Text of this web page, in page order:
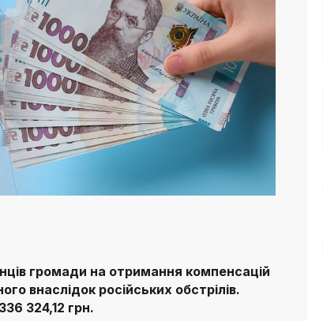
громади на отримання компенсацій
внаслідок російських обстрілів.
324,12 грн.